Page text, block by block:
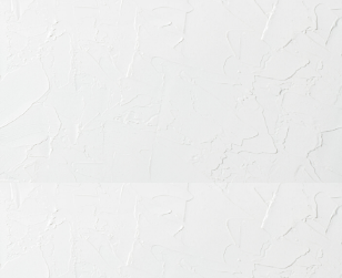
正相談はお気軽に
ご相談は多岐にわたります。当院では、初
を通してお一人おひとりのご希望やご不安
な治療法をご提案いたします。年齢を重ね